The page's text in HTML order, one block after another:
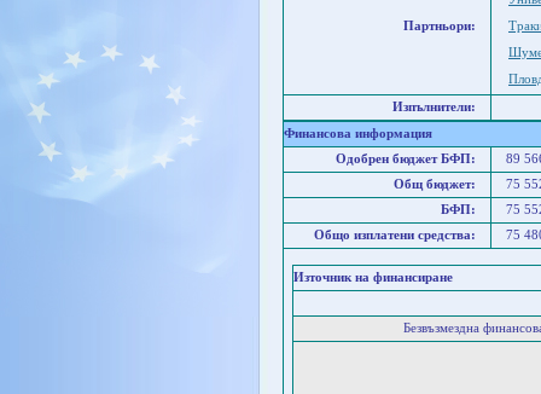
Партньори:
Изпълнители:
Финансова информация
Одобрен бюджет БФП:
89
Общ бюджет:
75
БФП:
75
Общо изплатени средства:
75
Източник на финансиране
Безвъзмездна